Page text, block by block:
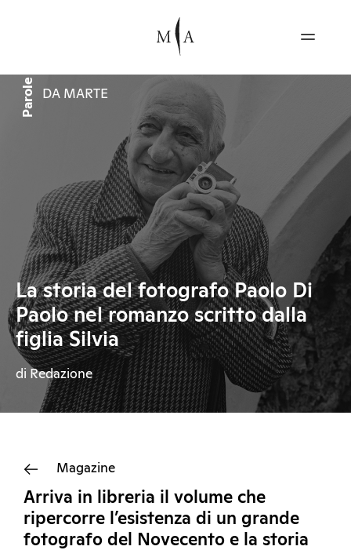
Parole DA MARTE
La storia del fotografo Paolo Di
Paolo nel romanzo scritto dalla
figlia Silvia
di Redazione
Magazine
Arriva in libreria il volume che
ripercorre l’esistenza di un grande
fotografo del Novecento e la storia